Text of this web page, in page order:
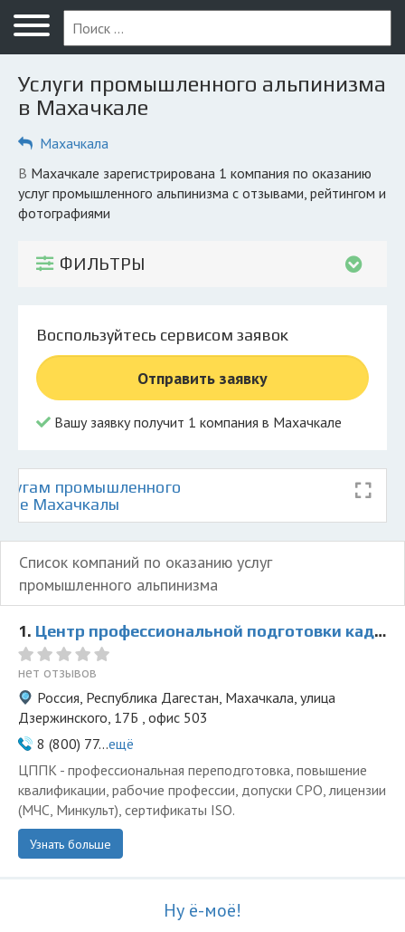
Меню
Главная
Вопрос юристу
Компании
КОМПАНИЯМ
© 2026 Все права защищены
Услуги промышленного альпинизма
в Махачкале
Махачкала
в Махачкале зарегистрирована 1 компания по оказанию
услуг промышленного альпинизма с отзывами, рейтингом и
фотографиями
ФИЛЬТРЫ
Воспользуйтесь сервисом заявок
Отправить заявку
Вашу заявку получит 1 компания в Махачкале
промышленного
Махачкалы
Список компаний по оказанию услуг
промышленного альпинизма
1. Центр профессиональной подготовки кадров
нет отзывов
Россия, Республика Дагестан, Махачкала, улица
Дзержинского, 17Б , офис 503
8 (800) 77...ещё
ЦППК - профессиональная переподготовка, повышение
квалификации, рабочие профессии, допуски СРО, лицензии
(МЧС, Минкульт), сертификаты ISO.
Узнать больше
Ну ё-моё!